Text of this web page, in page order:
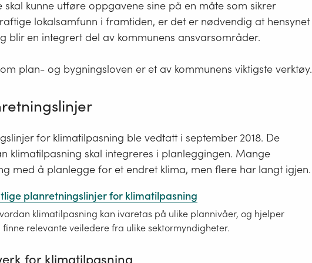
skal kunne utføre oppgavene sine på en måte som sikrer
lokalsamfunn i framtiden, er det er nødvendig at hensynet
blir en integrert del av kommunens ansvarsområder.
plan- og bygningsloven er et av kommunens viktigste verktøy.
for klimatilpasning ble vedtatt i september 2018. De
klimatilpasning skal integreres i planleggingen. Mange
med å planlegge for et endret klima, men flere har langt igjen.
planretningslinjer for klimatilpasning
klimatilpasning kan ivaretas på ulike plannivåer, og hjelper
relevante veiledere fra ulike sektormyndigheter.
for klimatilpasning